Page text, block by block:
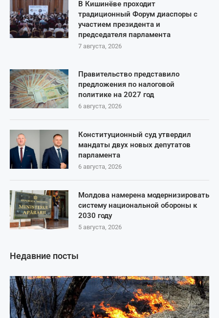
В Кишинёве проходит
традиционный Форум диаспоры с
участием президента и
председателя парламента
7 августа, 2026
Правительство представило
предложения по налоговой
политике на 2027 год
6 августа, 2026
Конституционный суд утвердил
мандаты двух новых депутатов
парламента
6 августа, 2026
Молдова намерена модернизировать
систему национальной обороны к
2030 году
5 августа, 2026
Недавние посты